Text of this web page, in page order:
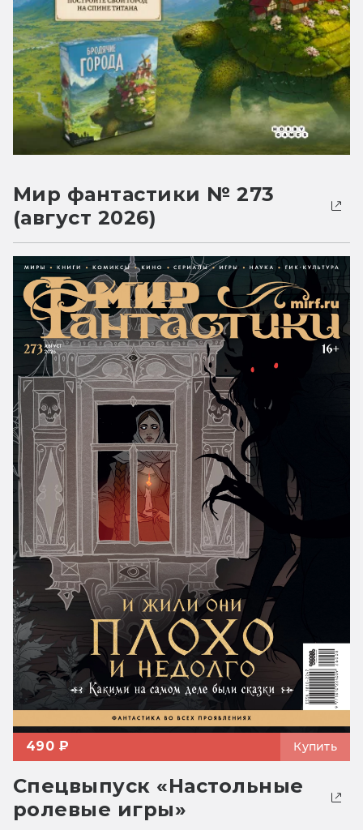
Мир фантастики № 273
(август 2026)
490 ₽ Купить
Спецвыпуск «Настольные
ролевые игры»